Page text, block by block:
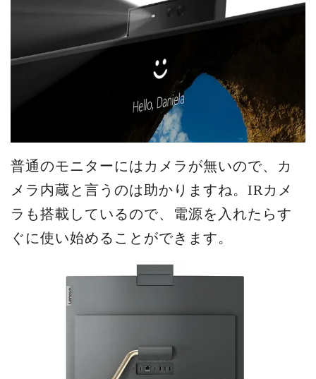
普通のモニターにはカメラが無いので、カ
メラ内蔵と言うのは助かりますね。IRカメ
ラも搭載しているので、電源を入れたらす
ぐに使い始めることができます。